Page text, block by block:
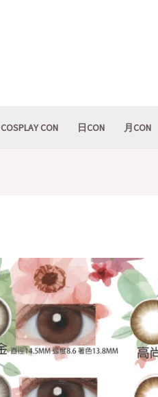
COSPLAY CON 日CON 月CON